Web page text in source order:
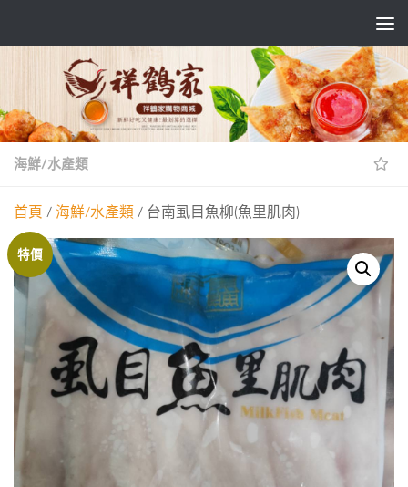
海鮮/水產類
首頁 / 海鮮/水產類 / 台南虱目魚柳(魚里肌肉)
特價